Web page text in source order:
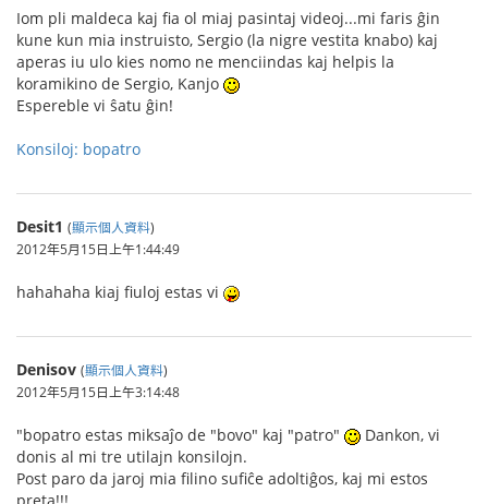
Iom pli maldeca kaj fia ol miaj pasintaj videoj...mi faris ĝin
kune kun mia instruisto, Sergio (la nigre vestita knabo) kaj
aperas iu ulo kies nomo ne menciindas kaj helpis la
koramikino de Sergio, Kanjo
Espereble vi ŝatu ĝin!
Konsiloj: bopatro
Desit1 (顯示個人資料)
2012年5月15日上午1:44:49
hahahaha kiaj fiuloj estas vi
Denisov (顯示個人資料)
2012年5月15日上午3:14:48
"bopatro estas miksaĵo de "bovo" kaj "patro"
Dankon, vi
donis al mi tre utilajn konsilojn.
Post paro da jaroj mia filino sufiĉe adoltiĝos, kaj mi estos